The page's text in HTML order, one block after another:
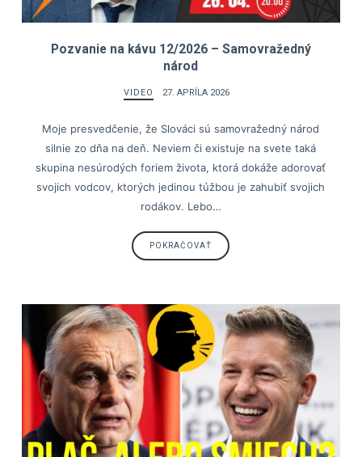
Pozvanie na kávu 12/2026 – Samovražedný
národ
VIDEO 27. APRÍLA 2026
Moje presvedčenie, že Slováci sú samovražedný národ
silnie zo dňa na deň. Neviem či existuje na svete taká
skupina nesúrodých foriem života, ktorá dokáže adorovať
svojich vodcov, ktorých jedinou túžbou je zahubiť svojich
rodákov. Lebo…
POKRAČOVAŤ